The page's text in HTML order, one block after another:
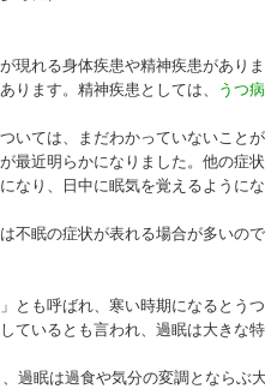
れる身体疾患や精神疾患がありま
ります。精神疾患としては、 うつ病
いては、まだわかっていないこと
最近明らかになりました。他の症
なり、日中に眠気を覚えるようにな
不眠の症状が表れる場合が多いので
」とも呼ばれ、寒い時期になるとう
ているとも言われ、過眠は大きな特
過眠は過食や気分の変調とならぶ